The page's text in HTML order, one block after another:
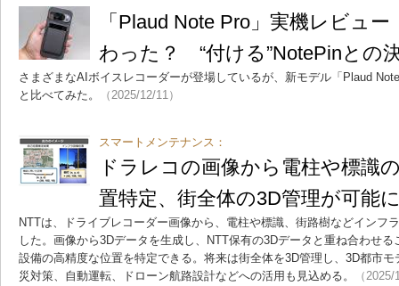
「Plaud Note Pro」実機レビュ
わった？ “付ける”NotePinとの
さまざまなAIボイスレコーダーが登場しているが、新モデル「Plaud
と比べてみた。
（2025/12/11）
スマートメンテナンス：
ドラレコの画像から電柱や標識
置特定、街全体の3D管理が可能
NTTは、ドライブレコーダー画像から、電柱や標識、街路樹などインフ
した。画像から3Dデータを生成し、NTT保有の3Dデータと重ね合わせ
設備の高精度な位置を特定できる。将来は街全体を3D管理し、3D都市
災対策、自動運転、ドローン航路設計などへの活用も見込める。
（